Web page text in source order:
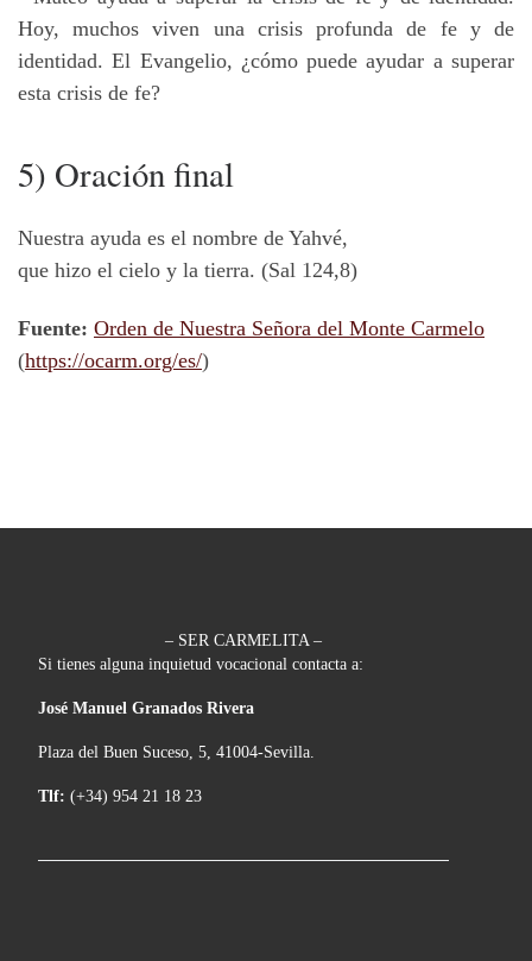
Hoy, muchos viven una crisis profunda de fe y de
identidad. El Evangelio, ¿cómo puede ayudar a superar
esta crisis de fe?
5) Oración final
Nuestra ayuda es el nombre de Yahvé,
que hizo el cielo y la tierra. (Sal 124,8)
Fuente: Orden de Nuestra Señora del Monte Carmelo
(https://ocarm.org/es/)
– SER CARMELITA –
Si tienes alguna inquietud vocacional contacta a:
José Manuel Granados Rivera
Plaza del Buen Suceso, 5, 41004-Sevilla.
Tlf: (+34) 954 21 18 23